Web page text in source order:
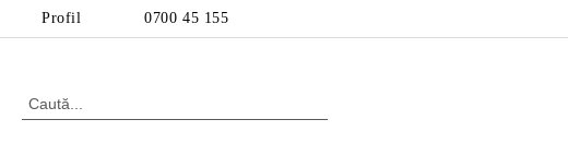
Profil 0700 45 155